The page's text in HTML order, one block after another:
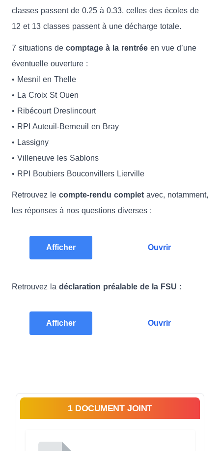
classes passent de 0.25 à 0.33, celles des écoles de
12 et 13 classes passent à une décharge totale.
7 situations de comptage à la rentrée en vue d’une
éventuelle ouverture :
• Mesnil en Thelle
• La Croix St Ouen
• Ribécourt Dreslincourt
• RPI Auteuil-Berneuil en Bray
• Lassigny
• Villeneuve les Sablons
• RPI Boubiers Bouconvillers Lierville
Retrouvez le compte-rendu complet avec, notamment,
les réponses à nos questions diverses :
Afficher Ouvrir
Retrouvez la déclaration préalable de la FSU :
Afficher Ouvrir
1 DOCUMENT JOINT